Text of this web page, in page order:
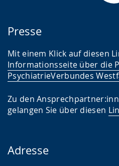
Presse
Mit einem Klick auf diesen
Informationsseite über die
PsychiatrieVerbundes
Zu den
gelangen Sie über diesen
Adresse